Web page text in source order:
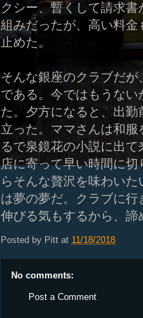
クシー、暫くして請求
組みだったが、高い料
止めた。
そんな銀座のクラブだが
である。今ではもうな
た。夕方になると、出勤
立った。ママさんは和服
るで泉鏡花の小説に出
店に寄って早い時間に
らそんな贅沢を味わい
は夢の夢だ。クラブに
伸びる気もするから、諦
Posted by Pitt at 11/18/2018
No comments:
Post a Comment